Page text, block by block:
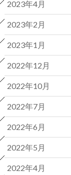
2023年4月
2023年2月
2023年1月
2022年12月
2022年10月
2022年7月
2022年6月
2022年5月
2022年4月